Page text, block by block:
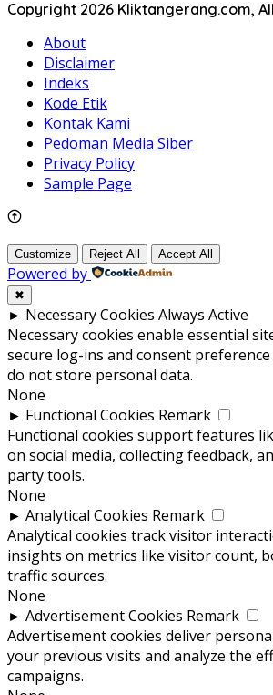
Copyright 2026 Kliktangerang.com,
About
Disclaimer
Indeks
Kode Etik
Kontak Kami
Pedoman Media Siber
Privacy Policy
Sample Page
Customize Reject All Accept All
Powered by
✖
► Necessary Cookies Always Active
Necessary cookies enable essential
secure log-ins and consent
do not store personal data.
None
► Functional Cookies Remark
Functional cookies support features
on social media, collecting feedback,
party tools.
None
► Analytical Cookies Remark
Analytical cookies track visitor
insights on metrics like visitor count,
traffic sources.
None
► Advertisement Cookies Remark
Advertisement cookies deliver
your previous visits and analyze the
campaigns.